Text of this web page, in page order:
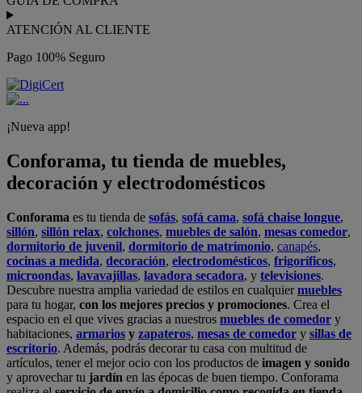
ATENCIÓN AL CLIENTE
Pago 100% Seguro
¡Nueva app!
Conforama, tu tienda de muebles,
decoración y electrodomésticos
Conforama es tu tienda de sofás, sofá cama, sofá chaise longue,
sillón, sillón relax, colchones, muebles de salón, mesas comedor,
dormitorio de juvenil, dormitorio de matrimonio, canapés,
cocinas a medida, decoración, electrodomésticos, frigoríficos,
microondas, lavavajillas, lavadora secadora, y televisiones.
Descubre nuestra amplia variedad de estilos en cualquiermuebles
para tu hogar, con los mejores precios y promociones. Crea el
espacio en el que vives gracias a nuestros muebles de comedor y
habitaciones, armarios y zapateros, mesas de comedor y sillas de
escritorio. Además, podrás decorar tu casa con multitud de
artículos, tener el mejor ocio con los productos de imagen y sonido
y aprovechar tu jardín en las épocas de buen tiempo. Conforama